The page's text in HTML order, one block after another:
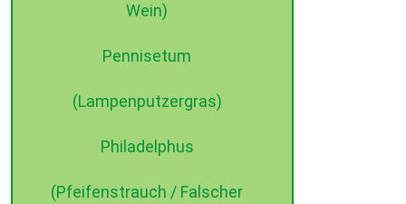
Wein)
Pennisetum
(Lampenputzergras)
Philadelphus
(Pfeifenstrauch / Falscher